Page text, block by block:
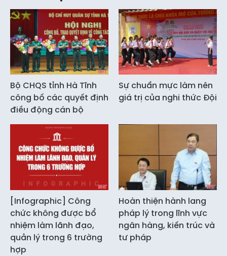
Bộ CHQS tỉnh Hà Tĩnh
công bố các quyết định
điều động cán bộ
Sự chuẩn mực làm nên
giá trị của nghi thức Đội
[Infographic] Công
chức không được bổ
nhiệm làm lãnh đạo,
quản lý trong 6 trường
hợp
Hoàn thiện hành lang
pháp lý trong lĩnh vực
ngân hàng, kiến trúc và
tư pháp